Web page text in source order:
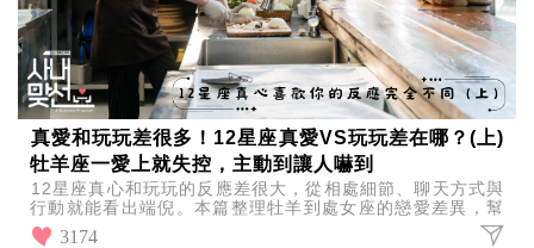
真愛和玩玩差很多！12星座真愛VS玩玩差在哪？(上)
牡羊座一愛上就失控，主動到讓人嚇到
12星座真心和玩玩的反應差很大，從相處細節、聊天方式與
行動就能看出端倪。本篇整理牡羊到處女座的戀愛差異，幫
你判斷對方是否真心。
3174